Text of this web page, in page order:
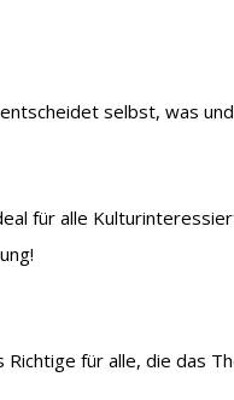
selbst, was
für alle
für alle, die das